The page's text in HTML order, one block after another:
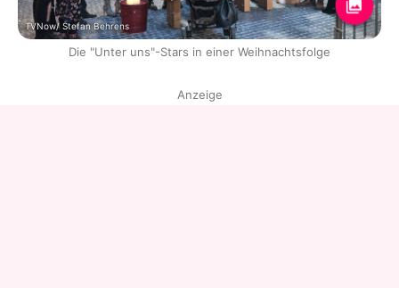
TVNow/ Stefan Behrens
Die "Unter uns"-Stars in einer Weihnachtsfolge
Anzeige